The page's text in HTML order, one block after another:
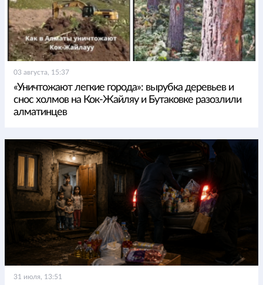
03 августа, 15:37
«Уничтожают легкие города»: вырубка деревьев и
снос холмов на Кок-Жайляу и Бутаковке разозлили
алматинцев
31 июля, 13:51